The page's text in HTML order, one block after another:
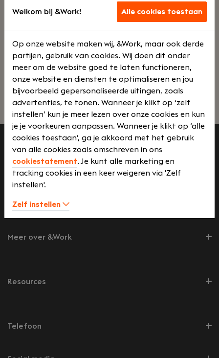
bedrijven waar we mee werken leren kennen.
En we ondersteunen je bij elke volgende stap
Naar onze persoonlijkheidstest
Zoek banen
Werknemers
Meer over &Work
Resources
Telefoon
Welkom bij &Work! Alle cookies toestaan
Op onze website maken wij, &Work, maar ook derde
partijen, gebruik van cookies. Wij doen dit onder
meer om de website goed te laten functioneren,
onze website en diensten te optimaliseren en jou
bijvoorbeeld gepersonaliseerde uitingen, zoals
advertenties, te tonen. Wanneer je klikt op ‘zelf
instellen’ kun je meer lezen over onze cookies en kun
je je voorkeuren aanpassen. Wanneer je klikt op ‘alle
cookies toestaan’, ga je akkoord met het gebruik
van alle cookies zoals omschreven in ons
cookiestatement. Je kunt alle marketing en
tracking cookies in een keer weigeren via 'Zelf
instellen'.
Zelf instellen